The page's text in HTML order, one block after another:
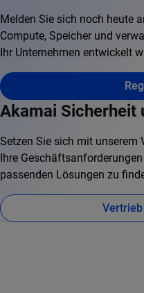
Melden Sie sich noch heute
Compute, Speicher und
Ihr Unternehmen entwickelt
Akamai Sicherheit
Setzen Sie sich mit unserem
Ihre
passenden Lösungen zu